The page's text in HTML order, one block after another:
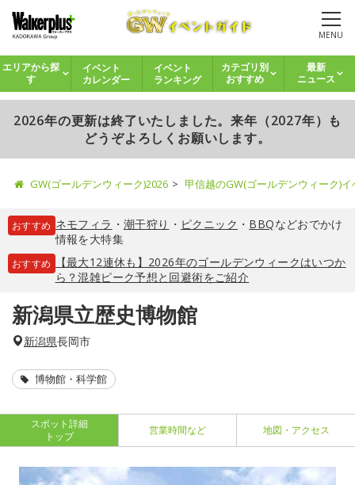
MENU
エリアから探
す
イベント
カレンダー
イベント
ランキング
カテゴリ別
おすすめ
最新
ニュース
2026年の更新は終了いたしました。来年（2027年）も
どうぞよろしくお願いします。
GW(ゴールデンウィーク)2026 甲信越のGW(ゴールデンウィーク)
おすすめ ネモフィラ ・ 潮干狩り ・ ピクニック ・ BBQなどおでかけ
情報を大特集
おすすめ
【最大12連休も】2026年のゴールデンウィークはいつか
ら？混雑ピーク予想と回避術をご紹介
新潟県立歴史博物館
新潟県長岡市
博物館・科学館
スポット詳細
トップ
営業時間など 地図・アクセス